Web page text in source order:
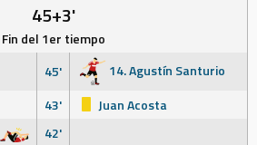
45+3'
Fin del 1er tiempo
45'
14. Agustín Santurio
43'
Juan Acosta
42'